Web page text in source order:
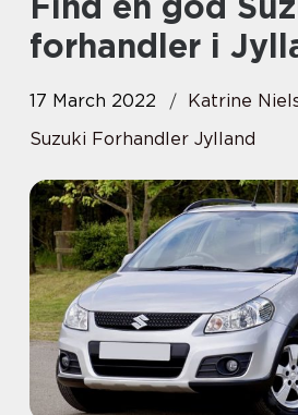
forhandler i
17 March 2022
Katrine
Suzuki Forhandler Jylland